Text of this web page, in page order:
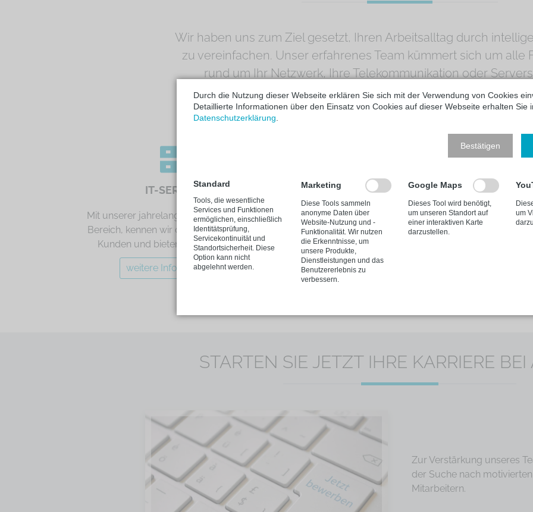
Wir haben uns zum Ziel gesetzt, Ihren Arbeitsalltag durch
zu vereinfachen. Unser erfahrenes Team kümmert sich um alle
rund um Ihr Netzwerk, Ihre Telekommunikation oder
umfangreichem Know-how sorgen wir dafür, dass Ihre
dauerhaft leistungsfähig arbeitet.
IT-SERVICE
Mit unserer jahrelangen Erfahrung im IT
Bereich, kennen wir die Bedürfnisse der
Kunden und bieten unsere Hilfe an.
weitere Informationen
BERATUNG
Damit unsere Kunden ihre Geschäftsziele
erreichen, beraten wir sie im optimalen
Umgang mit ihrer Informationstechnologie.
weitere Informationen
STARTEN SIE JETZT IHRE KARRIERE BEI
Zur Verstärkung unseres
der Suche nach
Mitarbeitern.
Durch die Nutzung dieser Webseite erklären Sie sich mit der Verwendung von Cookies
Detaillierte Informationen über den Einsatz von Cookies auf dieser Webseite erhalten Sie
Datenschutzerklärung
Bestätigen
Standard
Tools, die wesentliche
Services und Funktionen
ermöglichen, einschließlich
Identitätsprüfung,
Servicekontinuität und
Standortsicherheit. Diese
Option kann nicht
abgelehnt werden.
Marketing
Diese Tools sammeln
anonyme Daten über
Website-Nutzung und -
Funktionalität. Wir nutzen
die Erkenntnisse, um
unsere Produkte,
Dienstleistungen und das
Benutzererlebnis zu
verbessern.
Google Maps
Dieses Tool wird benötigt,
um unseren Standort auf
einer interaktiven Karte
darzustellen.
um